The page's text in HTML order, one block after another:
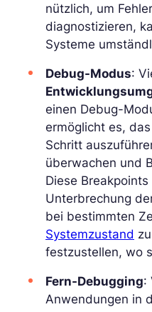
nützlich, um
diagnostizieren,
Systeme
Debug-Modus:
einen Debug-
ermöglicht es,
Schritt
überwachen und
Diese
Unterbrechung
bei bestimmten
Systemzustand
festzustellen, wo
Fern-Debugging:
Anwendungen in